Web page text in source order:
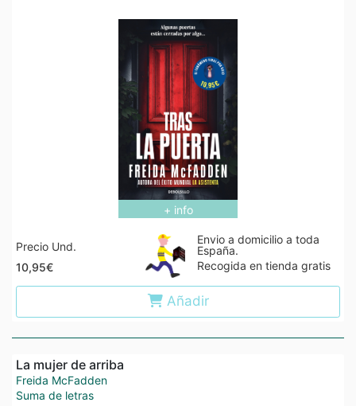
+ info
Precio Und.
10,95€
Envio a domicilio a toda
España.
Recogida en tienda gratis
Añadir
La mujer de arriba
Freida McFadden
Suma de letras